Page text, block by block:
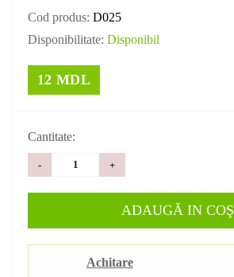
Cod produs: D025
Disponibilitate: Disponibil
12 MDL
Cantitate:
- +
ADAUGĂ IN COŞ
Achitare